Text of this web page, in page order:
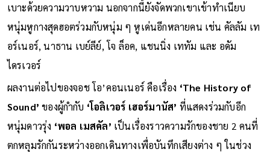
เบาะด้วยความวาบหวาม นอกจากนี้ยังจัดพวกเขาเข้าทำเนียบ
หนุ่มหูกางสุดฮอตร่วมกับหนุ่ม ๆ หูเด่นอีกหลายคน เช่น คัลลัม เท
อร์เนอร์, นาธาน เบย์ลีย์, โจ ล็อค, แชนนิ่ง เททัม และ อดัม
ไดรเวอร์
ผลงานต่อไปของจอช โอ’คอนเนอร์ คือเรื่อง ‘The History of
Sound’ ของผู้กำกับ ‘โอลิเวอร์ เฮอร์มานัส’ ที่แสดงร่วมกับอีก
หนุ่มดาวรุ่ง ‘พอล เมสคัล’ เป็นเรื่องราวความรักของชาย 2 คนที่
ตกหลุมรักกันระหว่างออกเดินทางเพื่อบันทึกเสียงต่าง ๆ ในช่วง